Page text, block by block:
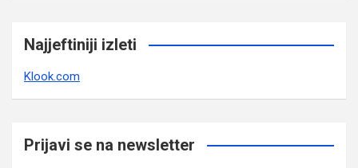
Najjeftiniji izleti
Klook.com
Prijavi se na newsletter